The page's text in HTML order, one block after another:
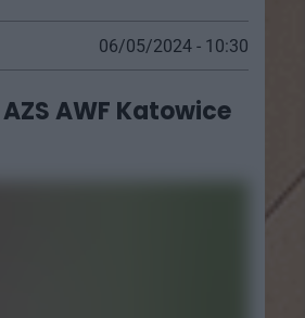
06/05/2024 - 10:30
AWF Katowice